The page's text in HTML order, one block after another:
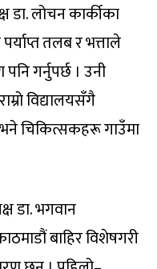
लोचन कार्कीका
तलब र भत्ताले
गर्नुपर्छ । उनी
विद्यालयसँगै
भने चिकित्सकहरू गाउँमा
डा. भगवान
बाहिर विशेषगरी